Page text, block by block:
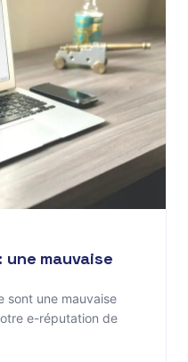
une mauvaise
sont une mauvaise
e-réputation de